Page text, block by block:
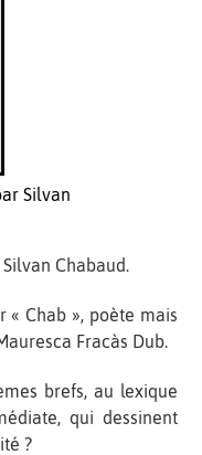
Silvan
Chabaud.
« Chab », poète mais
Fracàs Dub.
brefs, au lexique
qui dessinent
?